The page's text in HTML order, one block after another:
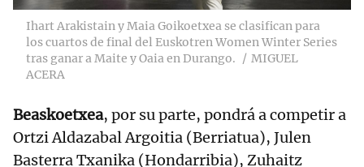
Ihart Arakistain y Maia Goikoetxea se clasifican para
los cuartos de final del Euskotren Women Winter Series
tras ganar a Maite y Oaia en Durango.
MIGUEL
ACERA
Beaskoetxea, por su parte, pondrá a competir a
Ortzi Aldazabal Argoitia (Berriatua), Julen
Basterra Txanika (Hondarribia), Zuhaitz